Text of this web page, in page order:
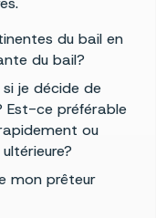
du bail en
du bail?
je décide de
Est-ce préférable
ou
mon prêteur